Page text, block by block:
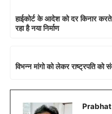
हाईकोर्ट के आदेश को दर किनार
रहा है नया निर्माण
विभन्न मांगो को लेकर राष्ट्रपति को
Prabhat